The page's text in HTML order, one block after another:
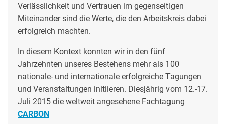
Verlässlichkeit und Vertrauen im gegenseitigen
Miteinander sind die Werte, die den Arbeitskreis dabei
erfolgreich machten.
In diesem Kontext konnten wir in den fünf
Jahrzehnten unseres Bestehens mehr als 100
nationale- und internationale erfolgreiche Tagungen
und Veranstaltungen initiieren. Diesjährig vom 12.-17.
Juli 2015 die weltweit angesehene Fachtagung
CARBON